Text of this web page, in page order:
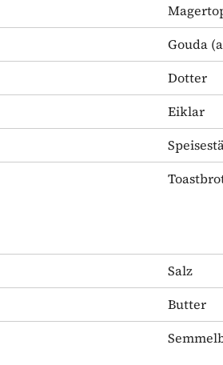
Gouda
Dotter
Eiklar
Salz
Butter